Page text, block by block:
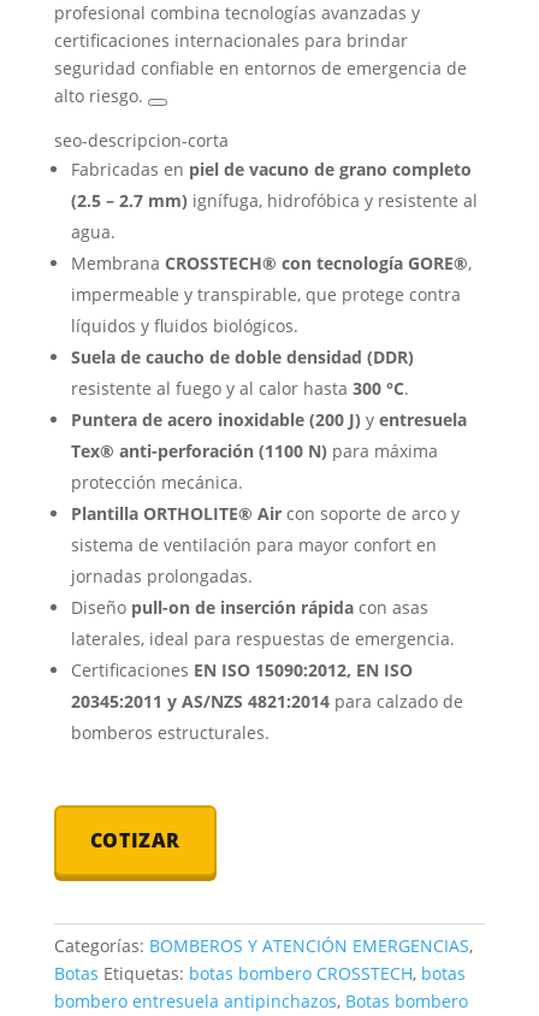
profesional combina tecnologías avanzadas y
certificaciones internacionales para brindar
seguridad confiable en entornos de emergencia de
alto riesgo.
seo-descripcion-corta
Fabricadas en piel de vacuno de grano completo
(2.5 – 2.7 mm) ignífuga, hidrofóbica y resistente al
agua.
Membrana CROSSTECH® con tecnología GORE®,
impermeable y transpirable, que protege contra
líquidos y fluidos biológicos.
Suela de caucho de doble densidad (DDR)
resistente al fuego y al calor hasta 300 °C.
Puntera de acero inoxidable (200 J) y entresuela
Tex® anti-perforación (1100 N) para máxima
protección mecánica.
Plantilla ORTHOLITE® Aircon soporte de arco y
sistema de ventilación para mayor confort en
jornadas prolongadas.
Diseño pull-on de inserción rápidacon asas
laterales, ideal para respuestas de emergencia.
Certificaciones EN ISO 15090:2012, EN ISO
20345:2011 y AS/NZS 4821:2014para calzado de
bomberos estructurales.
COTIZAR
Categorías: BOMBEROS Y ATENCIÓN EMERGENCIAS,
Botas Etiquetas: botas bombero CROSSTECH, botas
bombero entresuela antipinchazos, Botas bombero